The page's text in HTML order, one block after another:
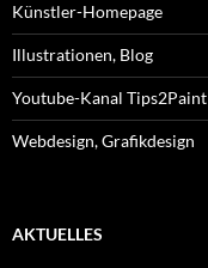
Künstler-Homepage
Illustrationen, Blog
Youtube-Kanal Tips2Paint
Webdesign, Grafikdesign
AKTUELLES